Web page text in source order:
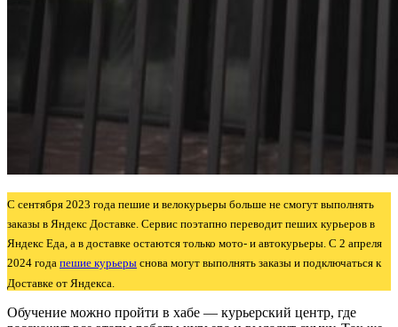
С сентября 2023 года пешие и велокурьеры больше не смогут выполнять
заказы в Яндекс Доставке. Сервис поэтапно переводит пеших курьеров в
Яндекс Еда, а в доставке остаются только мото- и автокурьеры. С 2 апреля
2024 года пешие курьеры снова могут выполнять заказы и подключаться к
Доставке от Яндекса.
Обучение можно пройти в хабе — курьерский центр, где